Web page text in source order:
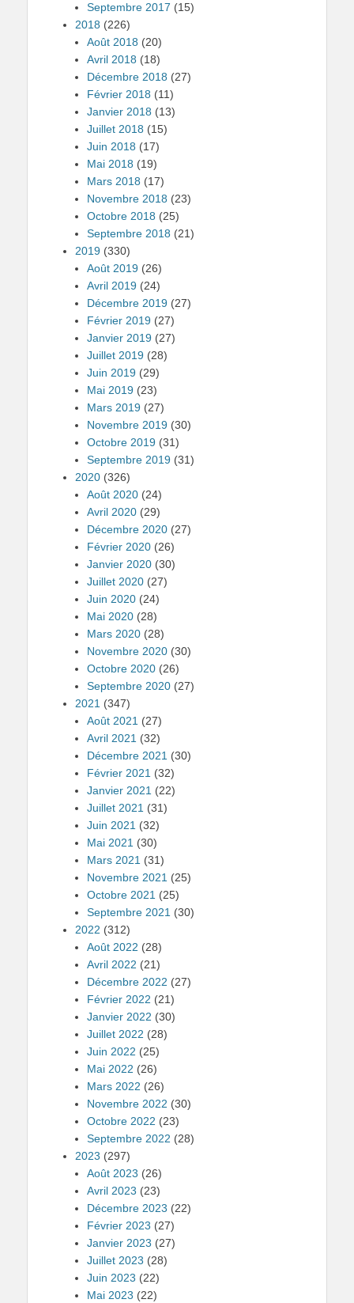
Septembre 2017 (15)
2018 (226)
Août 2018 (20)
Avril 2018 (18)
Décembre 2018 (27)
Février 2018 (11)
Janvier 2018 (13)
Juillet 2018 (15)
Juin 2018 (17)
Mai 2018 (19)
Mars 2018 (17)
Novembre 2018 (23)
Octobre 2018 (25)
Septembre 2018 (21)
2019 (330)
Août 2019 (26)
Avril 2019 (24)
Décembre 2019 (27)
Février 2019 (27)
Janvier 2019 (27)
Juillet 2019 (28)
Juin 2019 (29)
Mai 2019 (23)
Mars 2019 (27)
Novembre 2019 (30)
Octobre 2019 (31)
Septembre 2019 (31)
2020 (326)
Août 2020 (24)
Avril 2020 (29)
Décembre 2020 (27)
Février 2020 (26)
Janvier 2020 (30)
Juillet 2020 (27)
Juin 2020 (24)
Mai 2020 (28)
Mars 2020 (28)
Novembre 2020 (30)
Octobre 2020 (26)
Septembre 2020 (27)
2021 (347)
Août 2021 (27)
Avril 2021 (32)
Décembre 2021 (30)
Février 2021 (32)
Janvier 2021 (22)
Juillet 2021 (31)
Juin 2021 (32)
Mai 2021 (30)
Mars 2021 (31)
Novembre 2021 (25)
Octobre 2021 (25)
Septembre 2021 (30)
2022 (312)
Août 2022 (28)
Avril 2022 (21)
Décembre 2022 (27)
Février 2022 (21)
Janvier 2022 (30)
Juillet 2022 (28)
Juin 2022 (25)
Mai 2022 (26)
Mars 2022 (26)
Novembre 2022 (30)
Octobre 2022 (23)
Septembre 2022 (28)
2023 (297)
Août 2023 (26)
Avril 2023 (23)
Décembre 2023 (22)
Février 2023 (27)
Janvier 2023 (27)
Juillet 2023 (28)
Juin 2023 (22)
Mai 2023 (22)